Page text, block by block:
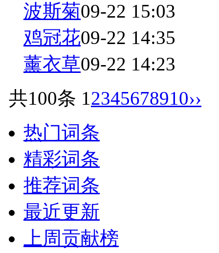
波斯菊09-22 15:03
鸡冠花09-22 14:35
薰衣草09-22 14:23
共100条 12345678910››
热门词条
精彩词条
推荐词条
最近更新
上周贡献榜